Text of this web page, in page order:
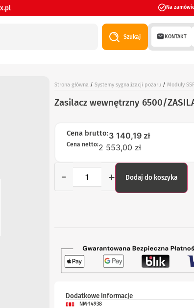
Na
Szukaj KONTAKT
Strona główna/ Systemy sygnalizacji pożaru/ Moduły
Zasilacz wewnętrzny 6500/
Cena brutto:3 140,19zł
Cena netto:2 553,00 zł
- + Dodaj do koszyka
Dodatkowe informacje
NM-14938